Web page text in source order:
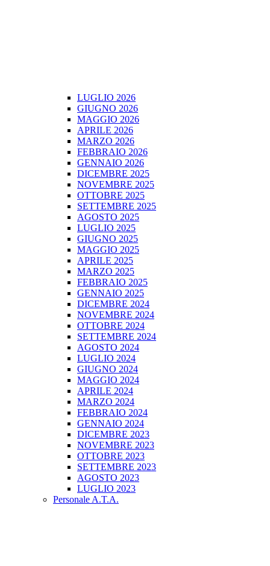
LUGLIO 2026
GIUGNO 2026
MAGGIO 2026
APRILE 2026
MARZO 2026
FEBBRAIO 2026
GENNAIO 2026
DICEMBRE 2025
NOVEMBRE 2025
OTTOBRE 2025
SETTEMBRE 2025
AGOSTO 2025
LUGLIO 2025
GIUGNO 2025
MAGGIO 2025
APRILE 2025
MARZO 2025
FEBBRAIO 2025
GENNAIO 2025
DICEMBRE 2024
NOVEMBRE 2024
OTTOBRE 2024
SETTEMBRE 2024
AGOSTO 2024
LUGLIO 2024
GIUGNO 2024
MAGGIO 2024
APRILE 2024
MARZO 2024
FEBBRAIO 2024
GENNAIO 2024
DICEMBRE 2023
NOVEMBRE 2023
OTTOBRE 2023
SETTEMBRE 2023
AGOSTO 2023
LUGLIO 2023
Personale A.T.A.